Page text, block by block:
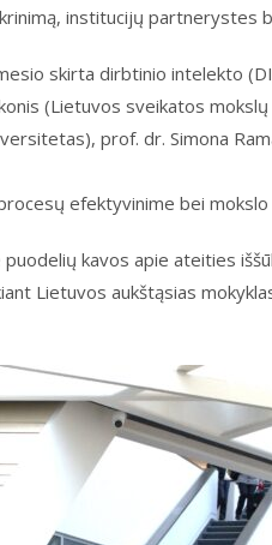
institucijų
skirta dirbtinio intelekto
(Lietuvos sveikatos
prof. dr. Simona
efektyvinime bei
kavos apie ateities
Lietuvos aukštąsias